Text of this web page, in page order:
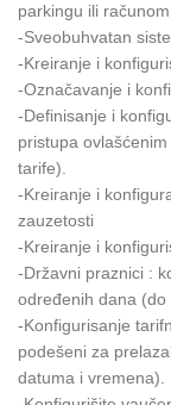
parkingu ili
-Sveobuhvatan
-Kreiranje i
-Označavanje i
-Definisanje i
pristupa
tarife).
-Kreiranje i
zauzetosti
-Kreiranje i
-Državni praznici :
određenih dana (do
-Konfigurisanje
podešeni za
datuma i vremena).